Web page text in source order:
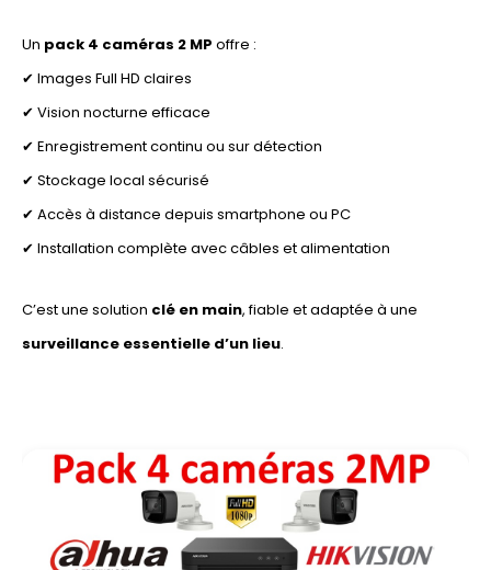
Un pack 4 caméras 2 MP offre :
✔ Images Full HD claires
✔ Vision nocturne efficace
✔ Enregistrement continu ou sur détection
✔ Stockage local sécurisé
✔ Accès à distance depuis smartphone ou PC
✔ Installation complète avec câbles et alimentation
C’est une solution clé en main, fiable et adaptée à une
surveillance essentielle d’un lieu.